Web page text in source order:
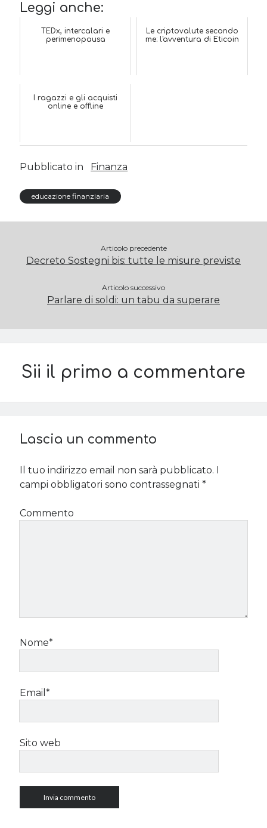
Leggi anche:
TEDx, intercalari e
perimenopausa
Le criptovalute secondo
me: l'avventura di Eticoin
I ragazzi e gli acquisti
online e offline
Pubblicato in Finanza
educazione finanziaria
Articolo precedente
Decreto Sostegni bis: tutte le misure previste
Articolo successivo
Parlare di soldi: un tabu da superare
Sii il primo a commentare
Lascia un commento
Il tuo indirizzo email non sarà pubblicato. I
campi obbligatori sono contrassegnati*
Commento
Nome*
Email*
Sito web